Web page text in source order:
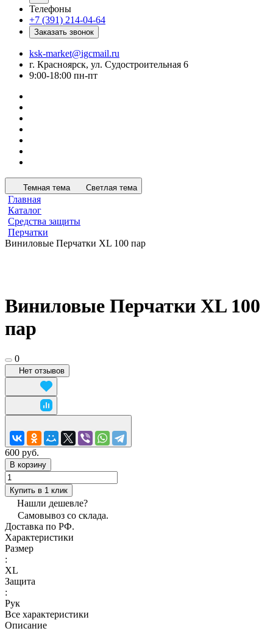
Телефоны
+7 (391) 214-04-64
Заказать звонок
ksk-market@igcmail.ru
г. Красноярск, ул. Судостроительная 6
9:00-18:00 пн-пт
Темная тема Светлая тема
Главная
Каталог
Средства защиты
Перчатки
Виниловые Перчатки XL 100 пар
Виниловые Перчатки XL 100
пар
0
Нет отзывов
600 руб.
В корзину
Купить в 1 клик
Нашли дешевле?
Самовывоз со склада.
Доставка по РФ.
Характеристики
Размер
:
XL
Защита
:
Рук
Все характеристики
Описание